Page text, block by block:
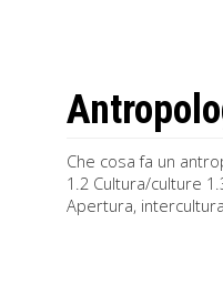
Che cosa fa un
1.2 Cultura/culture
Apertura,